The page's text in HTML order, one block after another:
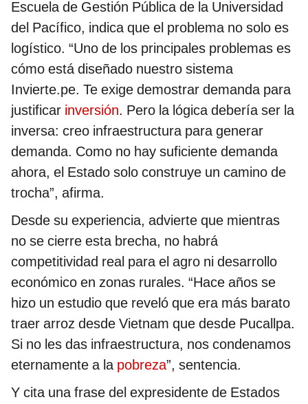
Escuela de Gestión Pública de la Universidad
del Pacífico, indica que el problema no solo es
logístico. “Uno de los principales problemas es
cómo está diseñado nuestro sistema
Invierte.pe. Te exige demostrar demanda para
justificar inversión. Pero la lógica debería ser la
inversa: creo infraestructura para generar
demanda. Como no hay suficiente demanda
ahora, el Estado solo construye un camino de
trocha”, afirma.
Desde su experiencia, advierte que mientras
no se cierre esta brecha, no habrá
competitividad real para el agro ni desarrollo
económico en zonas rurales. “Hace años se
hizo un estudio que reveló que era más barato
traer arroz desde Vietnam que desde Pucallpa.
Si no les das infraestructura, nos condenamos
eternamente a la pobreza”, sentencia.
Y cita una frase del expresidente de Estados